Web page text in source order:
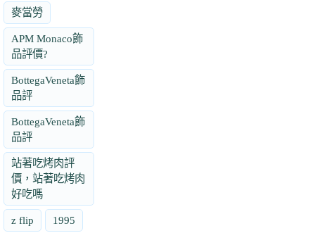
麥當勞
APM Monaco飾
品評價?
BottegaVeneta飾
品評
BottegaVeneta飾
品評
站著吃烤肉評
價，站著吃烤肉
好吃嗎
z flip 1995